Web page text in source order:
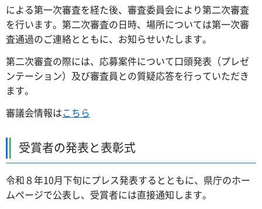
による第一次審査を経た後、審査委員会により第二次審査
を行います。第二次審査の日時、場所については第一次審
査通過のご連絡とともに、お知らせいたします。
第二次審査の際には、応募案件について口頭発表（プレゼ
ンテーション）及び審査員との質疑応答を行っていただき
ます。
審議会情報はこちら
受賞者の発表と表彰式
令和８年10月下旬にプレス発表するとともに、県庁のホー
ムページで公表し、受賞者には直接通知します。